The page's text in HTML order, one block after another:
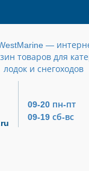
09-20 пн-пт
09-19 сб-вс